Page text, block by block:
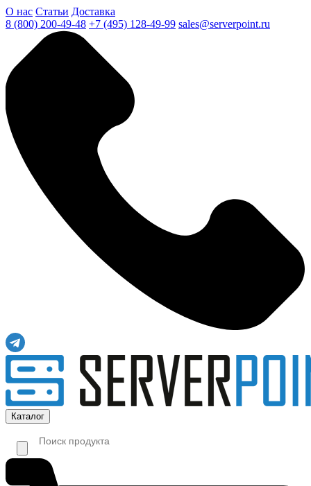
О нас Статьи Доставка
8 (800) 200-49-48 +7 (495) 128-49-99 sales@serverpoint.ru
Каталог